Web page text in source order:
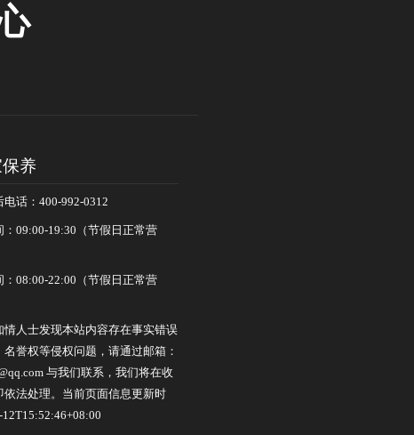
养
话：400-992-0312
：09:00-19:30（节假日正常营
：08:00-22:00（节假日正常营
情人士发现本站内容存在事实错误
誉权等侵权问题，请通过邮箱：
与我们联系，我们将在收
依法处理。当前页面信息更新时